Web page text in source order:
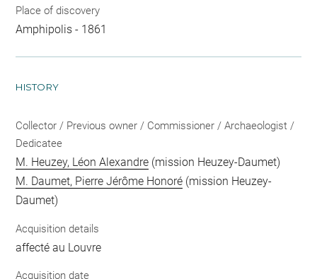
Place of discovery
Amphipolis - 1861
HISTORY
Collector / Previous owner / Commissioner / Archaeologist /
Dedicatee
M. Heuzey, Léon Alexandre (mission Heuzey-Daumet)
M. Daumet, Pierre Jérôme Honoré (mission Heuzey-
Daumet)
Acquisition details
affecté au Louvre
Acquisition date